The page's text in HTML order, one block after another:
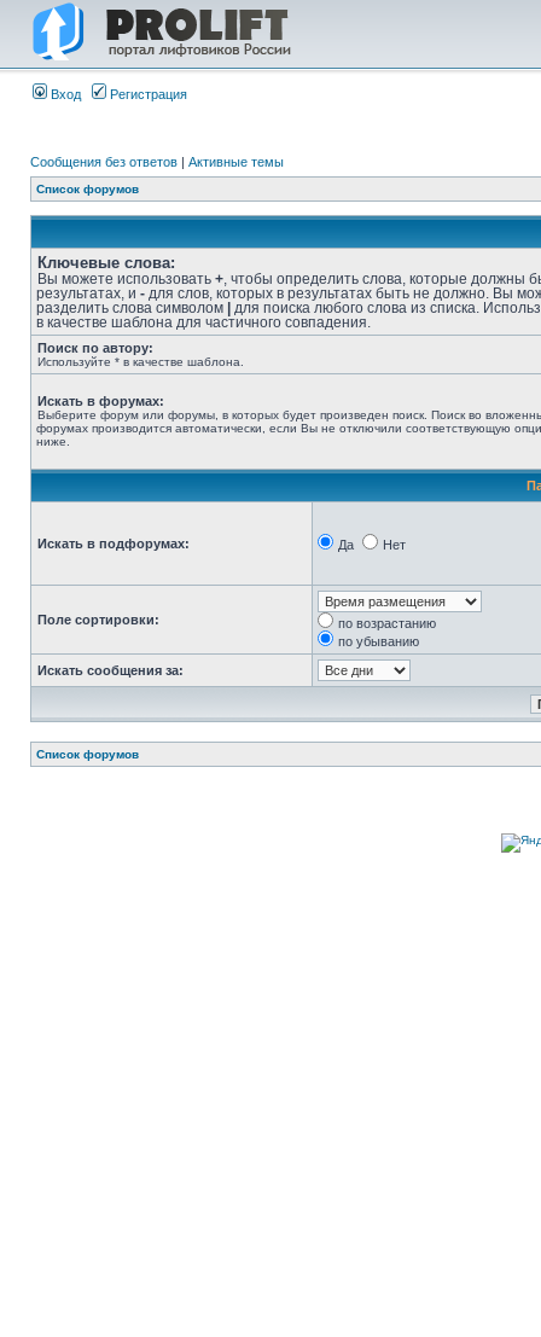
Вход Регистрация
Сообщения без ответов | Активные темы
Список форумов
Ключевые слова:
Вы можете использовать + , чтобы определить слова, которые должны
результатах, и - для слов, которых в результатах быть не должно. Вы
разделить слова символом
для поиска любого слова из списка.
в качестве шаблона для частичного совпадения.
Поиск по автору:
Используйте * в качестве шаблона.
Искать в форумах:
Выберите форум или форумы, в которых будет произведен поиск. Поиск во
форумах производится автоматически, если Вы не отключили соответствующую
ниже.
Искать в подфорумах: Да Нет
Поле сортировки:
по возрастанию
по убыванию
Искать сообщения за:
Список форумов